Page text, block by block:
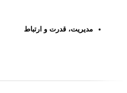
مدیریت، قدرت و ارتباط